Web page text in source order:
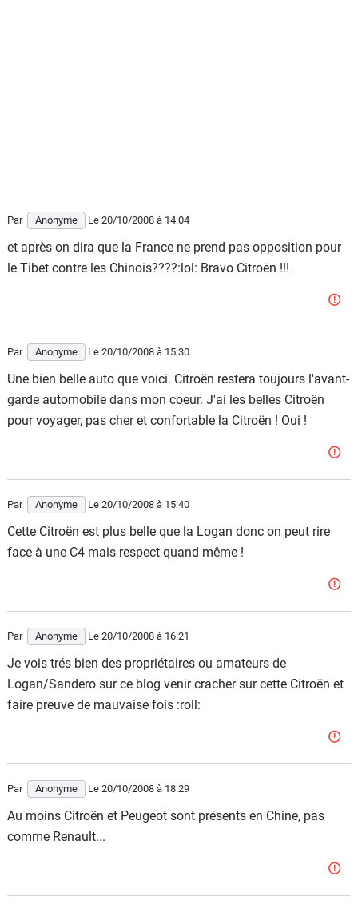
Par Anonyme Le 20/10/2008 à 14:04
et après on dira que la France ne prend pas opposition pour
le Tibet contre les Chinois????:lol: Bravo Citroën !!!
Par Anonyme Le 20/10/2008 à 15:30
Une bien belle auto que voici. Citroën restera toujours l'avant-
garde automobile dans mon coeur. J'ai les belles Citroën
pour voyager, pas cher et confortable la Citroën ! Oui !
Par Anonyme Le 20/10/2008 à 15:40
Cette Citroën est plus belle que la Logan donc on peut rire
face à une C4 mais respect quand même !
Par Anonyme Le 20/10/2008 à 16:21
Je vois trés bien des propriétaires ou amateurs de
Logan/Sandero sur ce blog venir cracher sur cette Citroën et
faire preuve de mauvaise fois :roll:
Par Anonyme Le 20/10/2008 à 18:29
Au moins Citroën et Peugeot sont présents en Chine, pas
comme Renault...